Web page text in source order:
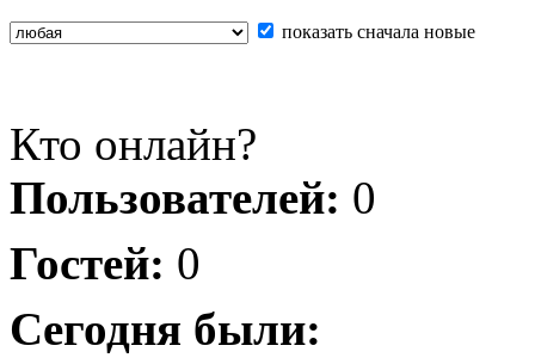
показать сначала новые
Кто онлайн?
Пользователей: 0
Гостей: 0
Сегодня были: